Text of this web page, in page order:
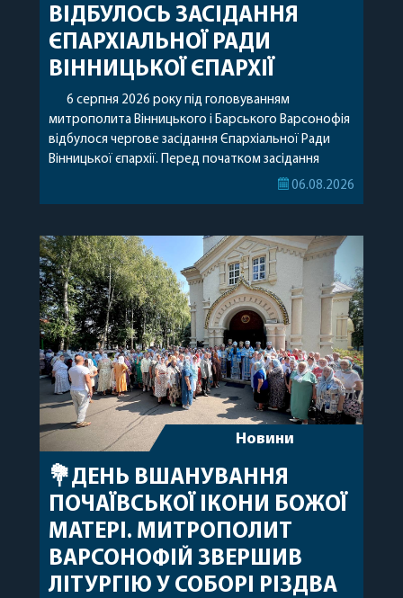
ВІДБУЛОСЬ ЗАСІДАННЯ
ЄПАРХІАЛЬНОЇ РАДИ
ВІННИЦЬКОЇ ЄПАРХІЇ
6 серпня 2026 року під головуванням
митрополита Вінницького і Барського Варсонофія
відбулося чергове засідання Єпархіальної Ради
Вінницької єпархії. Перед початком засідання
секретар Єпархіальної Ради від імені членів Ради
побажавши йому міцного здоров’я, Божої
допомоги, миру, духовної радості та
благословенних успіхів у подальшому
архіпастирському служінні. […]
06.08.2026
Новини
💐ДЕНЬ ВШАНУВАННЯ
ПОЧАЇВСЬКОЇ ІКОНИ БОЖОЇ
МАТЕРІ. МИТРОПОЛИТ
ВАРСОНОФІЙ ЗВЕРШИВ
ЛІТУРГІЮ У СОБОРІ РІЗДВА